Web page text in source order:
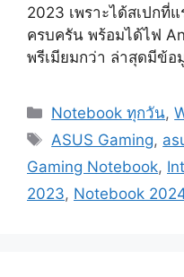
2023 เพราะได้สเปกที่แ
ครบครัน พร้อมได้ไฟ
พรีเมียมกว่า ล่าสุดมีข้
Categories
Notebook ทุกวัน,
Tags
ASUS Gaming,
Gaming Notebook,
2023, Notebook